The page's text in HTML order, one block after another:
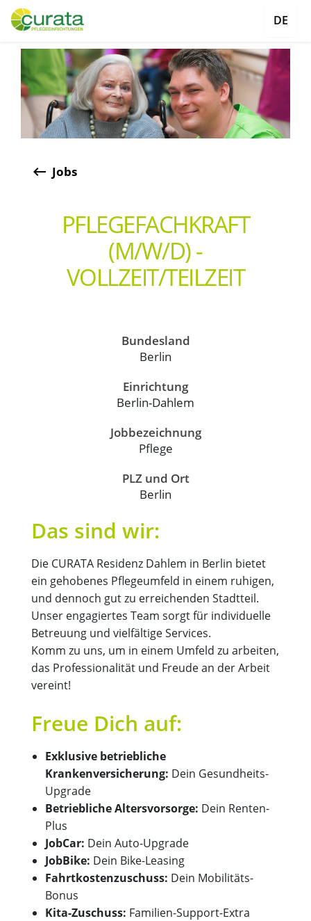
DE
keyboard_backspace Jobs
PFLEGEFACHKRAFT
(M/W/D) -
VOLLZEIT/TEILZEIT
Bundesland
Berlin
Einrichtung
Berlin-Dahlem
Jobbezeichnung
Pflege
PLZ und Ort
Berlin
Das sind wir:
Die CURATA Residenz Dahlem in Berlin bietet
ein gehobenes Pflegeumfeld in einem ruhigen,
und dennoch gut zu erreichenden Stadtteil.
Unser engagiertes Team sorgt für individuelle
Betreuung und vielfältige Services.
Komm zu uns, um in einem Umfeld zu arbeiten,
das Professionalität und Freude an der Arbeit
vereint!
Freue Dich auf:
Exklusive betriebliche
Krankenversicherung: Dein Gesundheits-
Upgrade
Betriebliche Altersvorsorge: Dein Renten-
Plus
JobCar: Dein Auto-Upgrade
JobBike: Dein Bike-Leasing
Fahrtkostenzuschuss: Dein Mobilitäts-
Bonus
Kita-Zuschuss: Familien-Support-Extra